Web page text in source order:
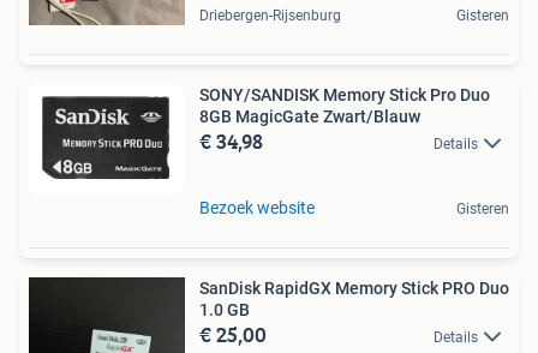
Driebergen-Rijsenburg Gisteren
SONY/SANDISK Memory Stick Pro Duo
8GB MagicGate Zwart/Blauw
€ 34,98 Details
Bezoek website Gisteren
SanDisk RapidGX Memory Stick PRO Duo
1.0 GB
€ 25,00 Details